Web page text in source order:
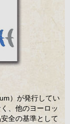
）が発行してい
、他のヨーロッ
全の基準として